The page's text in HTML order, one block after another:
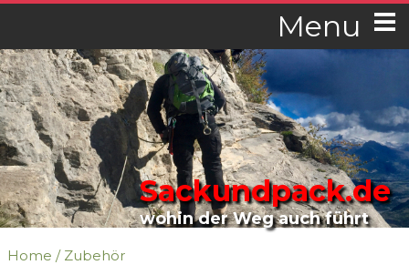
Menu
Sackundpack.de
wohin der Weg auch führt
Home / Zubehör